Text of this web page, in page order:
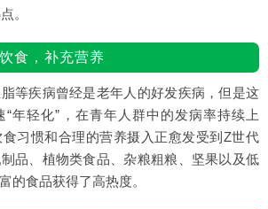
。
食，补充营养
等疾病曾经是老年人的好发疾病，但是这
年轻化”，在青年人群中的发病率持续上
习惯和合理的营养摄入正愈发受到Z世代
品、植物类食品、杂粮粗粮、坚果以及低
的食品获得了高热度。